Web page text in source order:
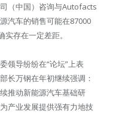
（中国）咨询与Autofacts
汽车的销售可能在87000
存在一定差距。
领导纷纷在“论坛”上表
长万钢在年初继续强调：
推动新能源汽车基础研
产业发展提供强有力地技